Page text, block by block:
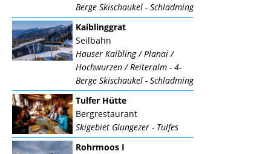
Berge Skischaukel - Schladming
Kaiblinggrat
Seilbahn
Hauser Kaibling / Planai /
Hochwurzen / Reiteralm - 4-
Berge Skischaukel - Schladming
Tulfer Hütte
Bergrestaurant
Skigebiet Glungezer - Tulfes
Rohrmoos I